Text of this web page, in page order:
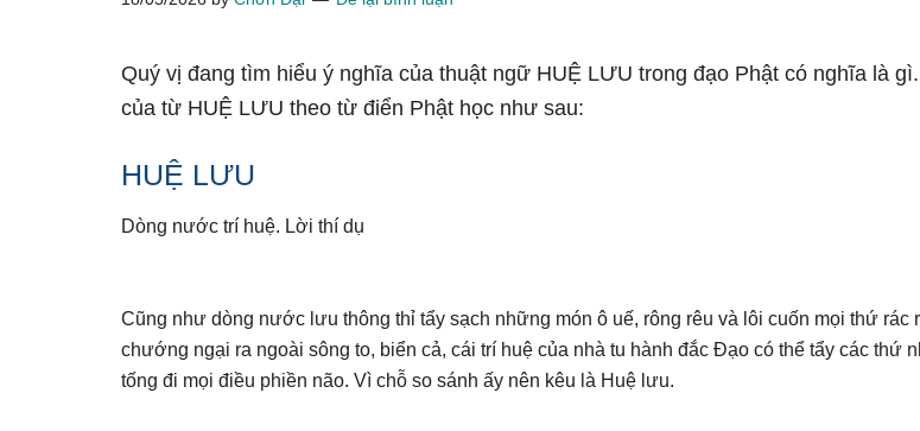
Quý vị đang tìm hiểu ý nghĩa của thuật ngữ HUỆ LƯU trong đạo Phật có nghĩa là
của từ HUỆ LƯU theo từ điển Phật học như sau:
HUỆ LƯU
Dòng nước trí huệ. Lời thí dụ
Cũng như dòng nước lưu thông thỉ tẩy sạch những món ô uế, rông rêu và lôi cuốn mọi thứ rác
chướng ngại ra ngoài sông to, biển cả, cái trí huệ của nhà tu hành đắc Đạo có thể tẩy các thứ
tống đi mọi điều phiền não. Vì chỗ so sánh ấy nên kêu là Huệ lưu.